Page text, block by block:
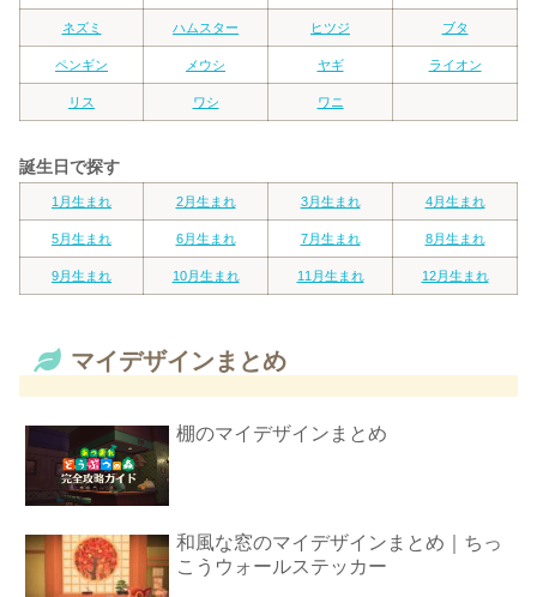
ネズミ ハムスター ヒツジ ブタ
ペンギン メウシ ヤギ ライオン
リス ワシ ワニ
誕生日で探す
1月生まれ 2月生まれ 3月生まれ 4月生まれ
5月生まれ 6月生まれ 7月生まれ 8月生まれ
9月生まれ 10月生まれ 11月生まれ 12月生まれ
マイデザインまとめ
棚のマイデザインまとめ
和風な窓のマイデザインまとめ｜ちっ
こうウォールステッカー